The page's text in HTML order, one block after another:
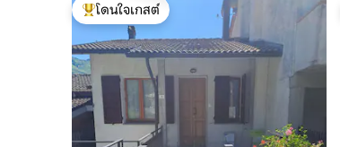
โดนใจเกสต์ที่สุด
โดนใจเกสต์